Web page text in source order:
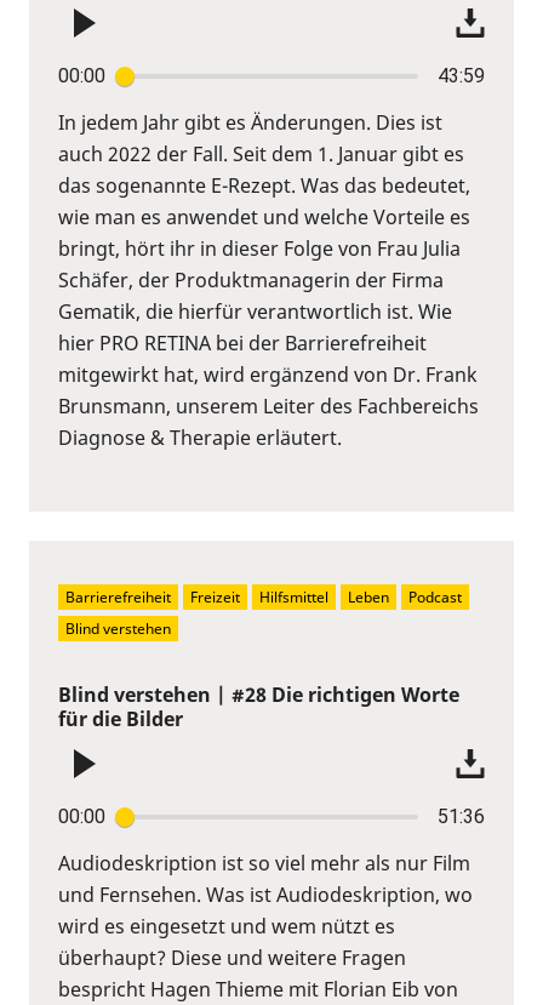
00:00 43:59
In jedem Jahr gibt es Änderungen. Dies ist
auch 2022 der Fall. Seit dem 1. Januar gibt es
das sogenannte E-Rezept. Was das bedeutet,
wie man es anwendet und welche Vorteile es
bringt, hört ihr in dieser Folge von Frau Julia
Schäfer, der Produktmanagerin der Firma
Gematik, die hierfür verantwortlich ist. Wie
hier PRO RETINA bei der Barrierefreiheit
mitgewirkt hat, wird ergänzend von Dr. Frank
Brunsmann, unserem Leiter des Fachbereichs
Diagnose & Therapie erläutert.
Blind verstehen | #28 Die richtigen Worte
für die Bilder
00:00 51:36
Audiodeskription ist so viel mehr als nur Film
und Fernsehen. Was ist Audiodeskription, wo
wird es eingesetzt und wem nützt es
überhaupt? Diese und weitere Fragen
bespricht Hagen Thieme mit Florian Eib von
Barrierefreiheit Freizeit Hilfsmittel Leben
Podcast
Blind verstehen